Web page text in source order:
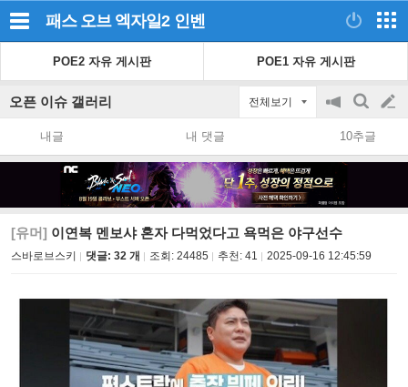
패스 오브 엑자일2 인벤
POE2 자유 게시판 POE1 자유 게시판
오픈 이슈 갤러리 전체보기
공
지
on/off
검
색
글
쓰
내글 내 댓글 10추글
[유머] 이연복 멘보샤 혼자 다먹었다고 욕먹은 야구선수
스바로브스키 댓글: 32 개 조회: 24485 추천: 41 2025-09-16 12:45:59